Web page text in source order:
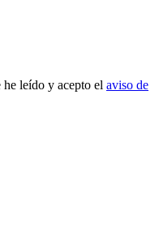
leído y acepto el aviso de